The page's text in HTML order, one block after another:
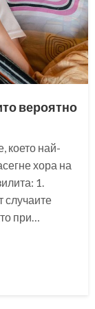
вероятно
което най-
хора на
1.
случаите
при…